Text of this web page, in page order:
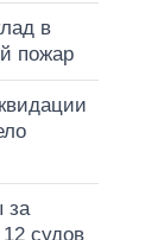
в
пожар
за
судов